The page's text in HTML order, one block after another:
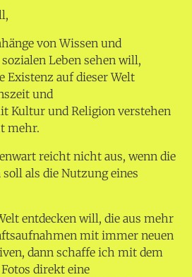
von Wissen und
Leben sehen will,
Existenz auf dieser Welt
und
Kultur und Religion verstehen
mehr.
reicht nicht aus, wenn die
als die Nutzung eines
entdecken will, die aus mehr
mit immer neuen
dann schaffe ich mit dem
direkt eine